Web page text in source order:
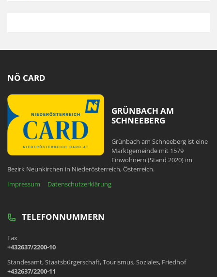
NÖ CARD
GRÜNBACH AM
SCHNEEBERG
Grünbach am Schneeberg ist eine
Marktgemeinde mit 1579
Einwohnern (Stand 2020) im
Bezirk Neunkirchen in Niederösterreich, Österreich.
Impressum
Datenschutzerklärung
TELEFONNUMMERN
Fax
+432637/2200-10
Standesamt, Staatsbürgerschaft, Tourismus, Soziales, Friedhof
+432637/2200-11